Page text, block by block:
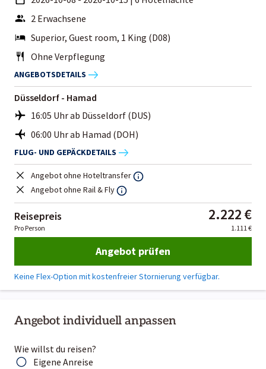
Angebot individuell anpassen
Wie willst du reisen?
Eigene Anreise
2 Erwachsene
Superior, Guest room, 1 King (D08)
Ohne Verpflegung
ANGEBOTSDETAILS
Düsseldorf - Hamad
16:05 Uhr ab Düsseldorf (DUS)
06:00 Uhr ab Hamad (DOH)
FLUG- UND GEPÄCKDETAILS
Angebot ohne Hoteltransfer
Angebot ohne Rail & Fly
Reisepreis 2.222 €
Pro Person 1.111 €
Angebot prüfen
Keine Flex-Option mit kostenfreier Stornierung verfügbar.